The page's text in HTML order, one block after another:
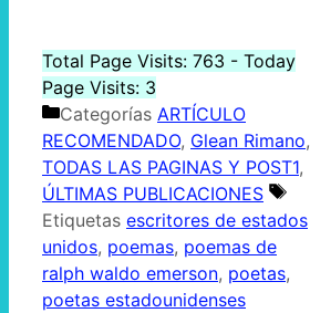
Total Page Visits: 763 - Today
Page Visits: 3
Categorías ARTÍCULO
RECOMENDADO, Glean Rimano,
TODAS LAS PAGINAS Y POST1,
ÚLTIMAS PUBLICACIONES
Etiquetas escritores de estados
unidos, poemas, poemas de
ralph waldo emerson, poetas,
poetas estadounidenses